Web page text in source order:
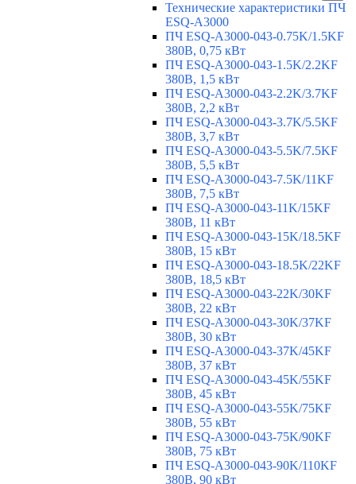
Технические характеристики ПЧ
ESQ-A3000
ПЧ ESQ-A3000-043-0.75K/1.5KF
380В, 0,75 кВт
ПЧ ESQ-A3000-043-1.5K/2.2KF
380В, 1,5 кВт
ПЧ ESQ-A3000-043-2.2K/3.7KF
380В, 2,2 кВт
ПЧ ESQ-A3000-043-3.7K/5.5KF
380В, 3,7 кВт
ПЧ ESQ-A3000-043-5.5K/7.5KF
380В, 5,5 кВт
ПЧ ESQ-A3000-043-7.5K/11KF
380В, 7,5 кВт
ПЧ ESQ-A3000-043-11K/15KF
380В, 11 кВт
ПЧ ESQ-A3000-043-15K/18.5KF
380В, 15 кВт
ПЧ ESQ-A3000-043-18.5K/22KF
380В, 18,5 кВт
ПЧ ESQ-A3000-043-22K/30KF
380В, 22 кВт
ПЧ ESQ-A3000-043-30K/37KF
380В, 30 кВт
ПЧ ESQ-A3000-043-37K/45KF
380В, 37 кВт
ПЧ ESQ-A3000-043-45K/55KF
380В, 45 кВт
ПЧ ESQ-A3000-043-55K/75KF
380В, 55 кВт
ПЧ ESQ-A3000-043-75K/90KF
380В, 75 кВт
ПЧ ESQ-A3000-043-90K/110KF
380В, 90 кВт